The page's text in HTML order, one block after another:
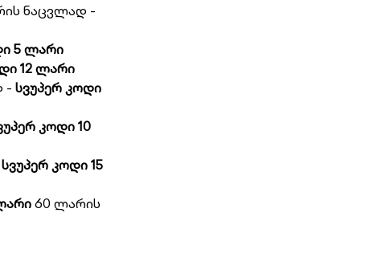
ნაცვლად -
5 ლარი
12 ლარი
- სვუპერ კოდი
კოდი 10
სვუპერ კოდი 15
60 ლარის